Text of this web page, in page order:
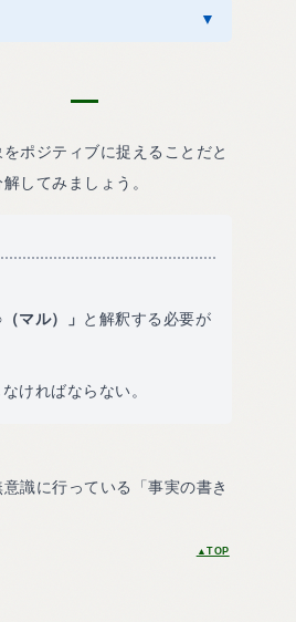
▼
ポジティブに捉えることだと
してみましょう。
（マル）」 と解釈する必要が
なければならない。
識に行っている「事実の書き
▲TOP